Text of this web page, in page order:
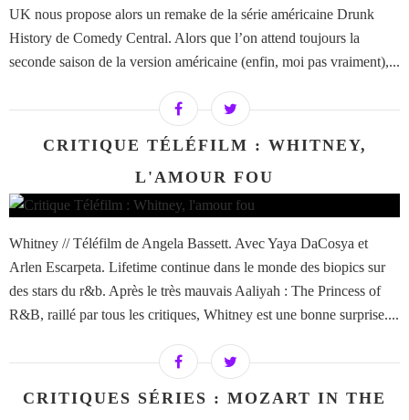
UK nous propose alors un remake de la série américaine Drunk
History de Comedy Central. Alors que l’on attend toujours la
seconde saison de la version américaine (enfin, moi pas vraiment),...
CRITIQUE TÉLÉFILM : WHITNEY,
L'AMOUR FOU
Whitney // Téléfilm de Angela Bassett. Avec Yaya DaCosya et
Arlen Escarpeta. Lifetime continue dans le monde des biopics sur
des stars du r&b. Après le très mauvais Aaliyah : The Princess of
R&B, raillé par tous les critiques, Whitney est une bonne surprise....
CRITIQUES SÉRIES : MOZART IN THE